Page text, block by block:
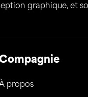
graphique, et
propos